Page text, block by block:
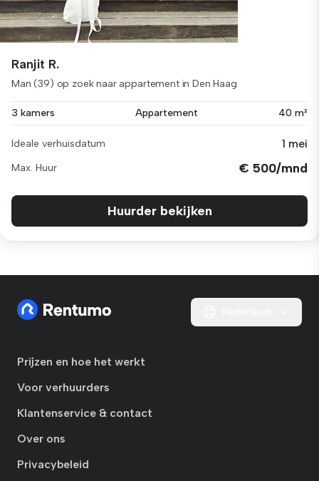
Ranjit R.
Man (39) op zoek naar appartement in Den Haag
3 kamers Appartement 40 m²
Ideale verhuisdatum 1 mei
Max. Huur € 500/mnd
Huurder bekijken
Prijzen en hoe het werkt
Voor verhuurders
Klantenservice & contact
Over ons
Privacybeleid